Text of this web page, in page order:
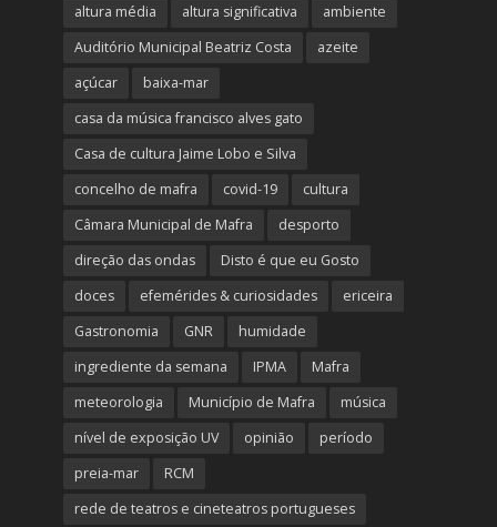
altura média altura significativa
ambiente
Auditório Municipal Beatriz Costa
azeite
açúcar
baixa-mar
casa da música francisco alves gato
Casa de cultura Jaime Lobo e Silva
concelho de mafra
covid-19
cultura
Câmara Municipal de Mafra
desporto
direção das ondas
Disto é que eu Gosto
doces
efemérides & curiosidades
ericeira
Gastronomia
GNR
humidade
ingrediente da semana
IPMA
Mafra
meteorologia
Município de Mafra
música
nível de exposição UV
opinião
período
preia-mar
RCM
rede de teatros e cineteatros portugueses